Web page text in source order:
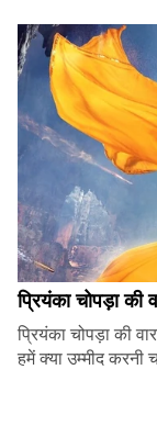
प्रियंका चोपड़ा की
प्रियंका चोपड़ा की
हमें क्या उम्मीद करनी